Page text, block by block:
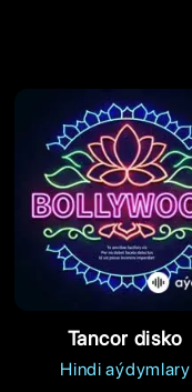
Tancor disko
Hindi aýdymlary